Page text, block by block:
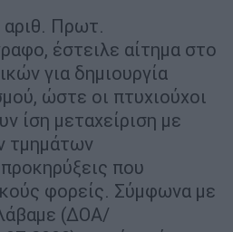
Πρωτ.
έστειλε αίτημα στο
για δημιουργία
ώστε οι πτυχιούχοι
ίση μεταχείριση με
τμημάτων
που
φορείς. Σύμφωνα με
(ΔΟΑ/